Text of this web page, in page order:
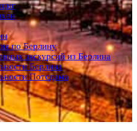
по Берлину
экскурсий из Берлина
Берлина
Потсдама